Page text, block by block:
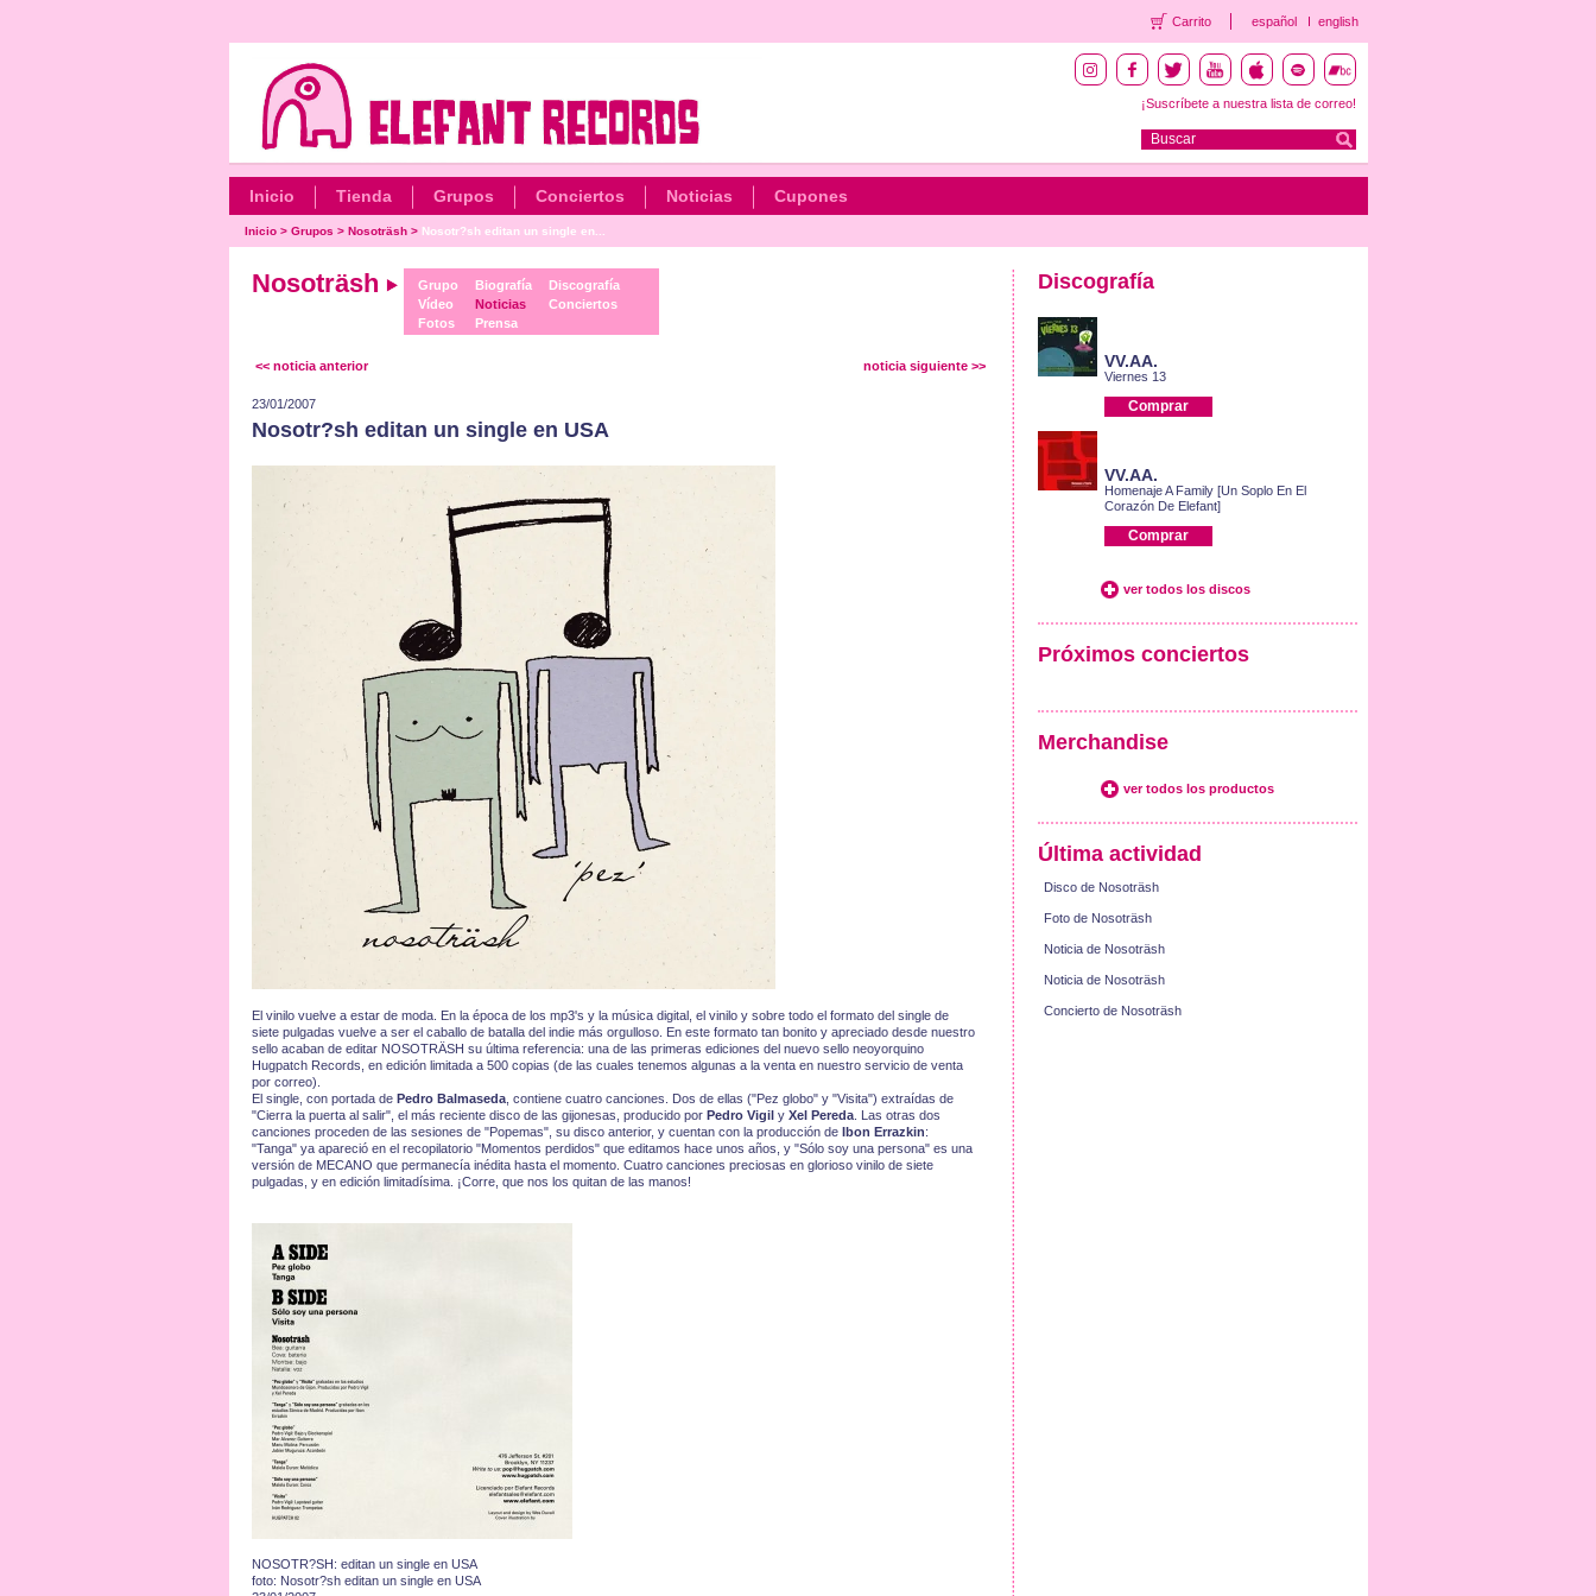
Carrito español english
¡Suscríbete a nuestra lista de correo!
Inicio Tienda Grupos Conciertos Noticias Cupones
Inicio> Grupos > Nosoträsh> Nosotr?sh editan un single en...
Nosoträsh
Grupo
Vídeo
Fotos
Biografía
Noticias
Prensa
Discografía
Conciertos
<< noticia anterior noticia siguiente >>
23/01/2007
Nosotr?sh editan un single en USA
El vinilo vuelve a estar de moda. En la época de los mp3's y la música digital, el vinilo y sobre todo el formato del single de
siete pulgadas vuelve a ser el caballo de batalla del indie más orgulloso. En este formato tan bonito y apreciado desde nuestro
sello acaban de editar NOSOTRÄSH su última referencia: una de las primeras ediciones del nuevo sello neoyorquino
Hugpatch Records, en edición limitada a 500 copias (de las cuales tenemos algunas a la venta en nuestro servicio de venta
por correo).
El single, con portada de Pedro Balmaseda, contiene cuatro canciones. Dos de ellas ("Pez globo" y "Visita") extraídas de
"Cierra la puerta al salir", el más reciente disco de las gijonesas, producido por Pedro Vigily Xel Pereda. Las otras dos
canciones proceden de las sesiones de "Popemas", su disco anterior, y cuentan con la producción de Ibon Errazkin:
"Tanga" ya apareció en el recopilatorio "Momentos perdidos" que editamos hace unos años, y "Sólo soy una persona" es una
versión de MECANO que permanecía inédita hasta el momento. Cuatro canciones preciosas en glorioso vinilo de siete
pulgadas, y en edición limitadísima. ¡Corre, que nos los quitan de las manos!
NOSOTR?SH: editan un single en USA
foto: Nosotr?sh editan un single en USA
Discografía
VV.AA.
Viernes 13
Comprar
VV.AA.
Homenaje A Family [Un Soplo En El
Corazón De Elefant]
Comprar
ver todos los discos
Próximos conciertos
Merchandise
ver todos los productos
Última actividad
Disco de Nosoträsh
Foto de Nosoträsh
Noticia de Nosoträsh
Noticia de Nosoträsh
Concierto de Nosoträsh